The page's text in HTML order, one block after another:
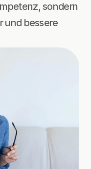
sondern
und bessere